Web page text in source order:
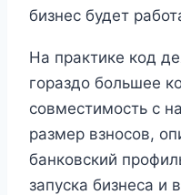
бизнес будет
На практике код
гораздо большее
совместимость с
размер взносов,
банковский
запуска бизнеса и